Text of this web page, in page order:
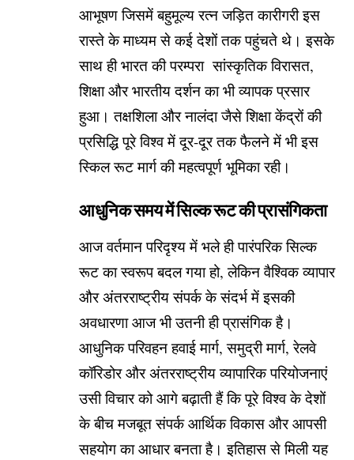
आभूषण जिसमें बहुमूल्य रत्न जड़ित कारीगरी इस
रास्ते के माध्यम से कई देशों तक पहुंचते थे। इसके
साथ ही भारत की परम्परा सांस्कृतिक विरासत,
शिक्षा और भारतीय दर्शन का भी व्यापक प्रसार
हुआ। तक्षशिला और नालंदा जैसे शिक्षा केंद्रों की
प्रसिद्धि पूरे विश्व में दूर-दूर तक फैलने में भी इस
स्किल रूट मार्ग की महत्वपूर्ण भूमिका रही।
आधुनिक समय में सिल्क रूट की प्रासंगिकता
आज वर्तमान परिदृश्य में भले ही पारंपरिक सिल्क
रूट का स्वरूप बदल गया हो, लेकिन वैश्विक व्यापार
और अंतरराष्ट्रीय संपर्क के संदर्भ में इसकी
अवधारणा आज भी उतनी ही प्रासंगिक है।
आधुनिक परिवहन हवाई मार्ग, समुद्री मार्ग, रेलवे
कॉरिडोर और अंतरराष्ट्रीय व्यापारिक परियोजनाएं
उसी विचार को आगे बढ़ाती हैं कि पूरे विश्व के देशों
के बीच मजबूत संपर्क आर्थिक विकास और आपसी
सहयोग का आधार बनता है। इतिहास से मिली यह